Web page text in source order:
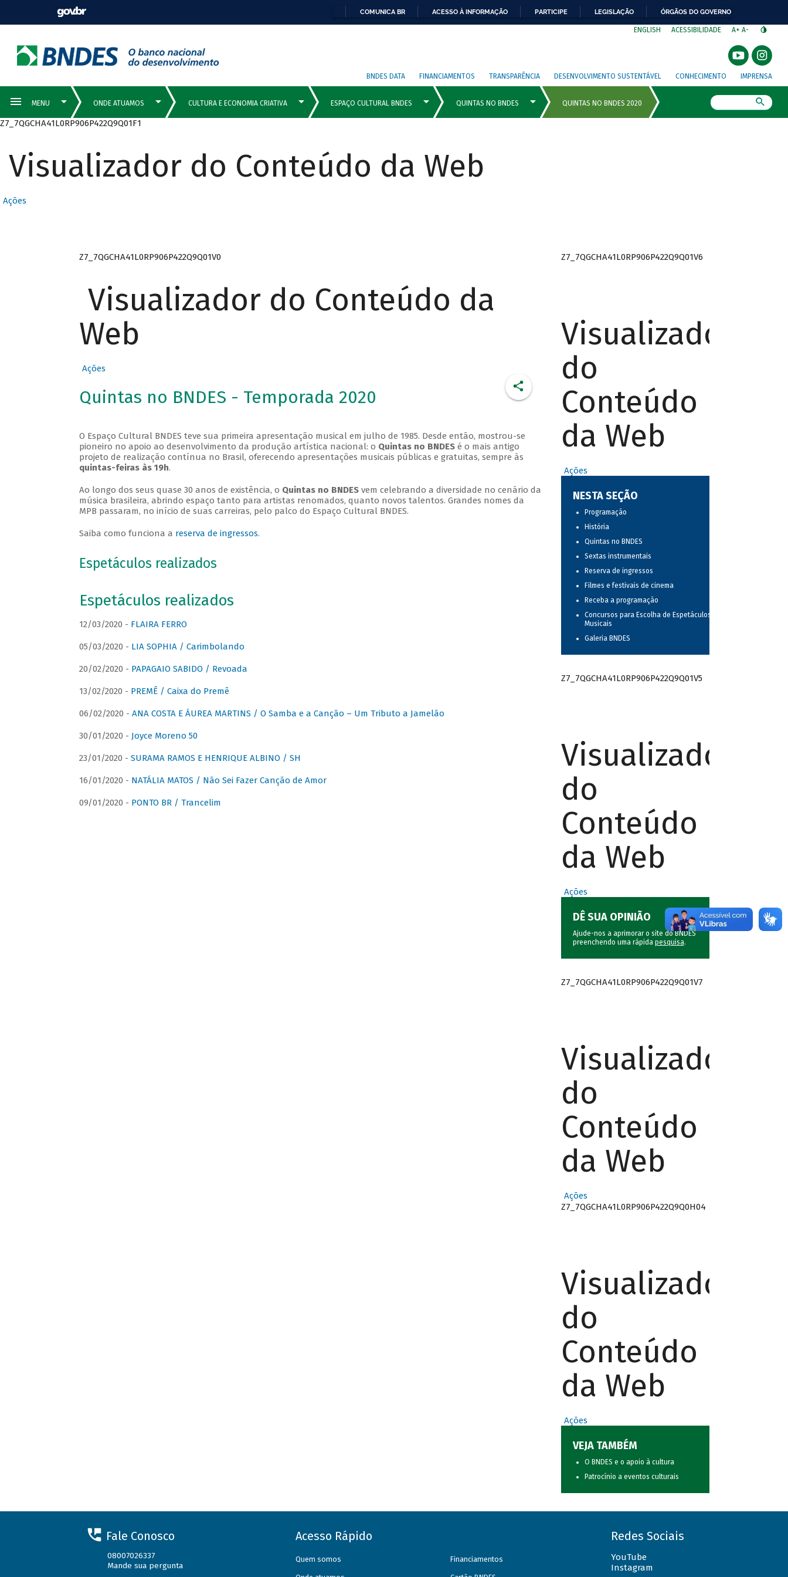
COMUNICA BR ACESSO À INFORMAÇÃO PARTICIPE LEGISLAÇÃO ÓRGÃOS DO GOVERNO
ENGLISH ACESSIBILIDADE A+ A-
BNDES DATA FINANCIAMENTOS TRANSPARÊNCIA DESENVOLVIMENTO SUSTENTÁVEL CONHECIMENTO IMPRENSA
Z7_7QGCHA41L0RP906P422Q9Q01F1
Visualizador do Conteúdo da Web
Ações
Z7_7QGCHA41L0RP906P422Q9Q01V0
Visualizador do Conteúdo da
Web
Ações
Quintas no BNDES - Temporada 2020
O Espaço Cultural BNDES teve sua primeira apresentação musical em julho de 1985. Desde então, mostrou-se
pioneiro no apoio ao desenvolvimento da produção artística nacional: o Quintas no BNDESé o mais antigo
projeto de realização contínua no Brasil, oferecendo apresentações musicais públicas e gratuitas, sempre às
quintas-feiras às 19h.
Ao longo dos seus quase 30 anos de existência, o Quintas no BNDESvem celebrando a diversidade no cenário da
música brasileira, abrindo espaço tanto para artistas renomados, quanto novos talentos. Grandes nomes da
MPB passaram, no início de suas carreiras, pelo palco do Espaço Cultural BNDES.
Saiba como funciona a reserva de ingressos.
Espetáculos realizados
Espetáculos realizados
12/03/2020 - FLAIRA FERRO
05/03/2020 - LIA SOPHIA / Carimbolando
20/02/2020 - PAPAGAIO SABIDO / Revoada
13/02/2020 - PREMÊ / Caixa do Premê
06/02/2020 - ANA COSTA E ÁUREA MARTINS / O Samba e a Canção – Um Tributo a Jamelão
30/01/2020 - Joyce Moreno 50
23/01/2020 - SURAMA RAMOS E HENRIQUE ALBINO / SH
16/01/2020 - NATÁLIA MATOS / Não Sei Fazer Canção de Amor
09/01/2020 - PONTO BR / Trancelim
Z7_7QGCHA41L0RP906P422Q9Q01V6
Visualizador
do
Conteúdo
da Web
Ações
NESTA SEÇÃO
Programação
História
Quintas no BNDES
Sextas instrumentais
Reserva de ingressos
Filmes e festivais de cinema
Receba a programação
Concursos para Escolha de Espetáculos
Musicais
Galeria BNDES
Z7_7QGCHA41L0RP906P422Q9Q01V5
Visualizador
do
Conteúdo
da Web
Ações
DÊ SUA OPINIÃO
Ajude-nos a aprimorar o site do BNDES
preenchendo uma rápida pesquisa.
Z7_7QGCHA41L0RP906P422Q9Q01V7
Visualizador
do
Conteúdo
da Web
Ações
Z7_7QGCHA41L0RP906P422Q9Q0H04
Visualizador
do
Conteúdo
da Web
Ações
VEJA TAMBÉM
O BNDES e o apoio à cultura
Patrocínio a eventos culturais
Fale Conosco
08007026337
Mande sua pergunta
Acesso Rápido
Quem somos Financiamentos
Redes Sociais
YouTube
Instagram